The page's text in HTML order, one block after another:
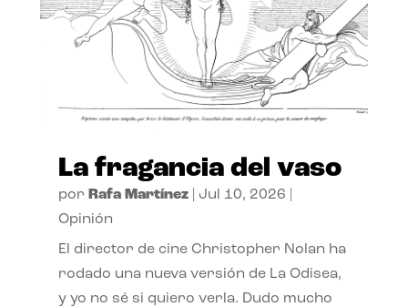
La fragancia del vaso
por Rafa Martínez| Jul 10, 2026
Opinión
El director de cine Christopher Nolan ha
rodado una nueva versión de La Odisea,
y yo no sé si quiero verla. Dudo mucho